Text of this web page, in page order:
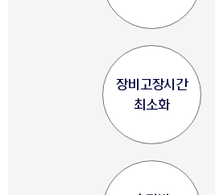
장비고장시간
최소화